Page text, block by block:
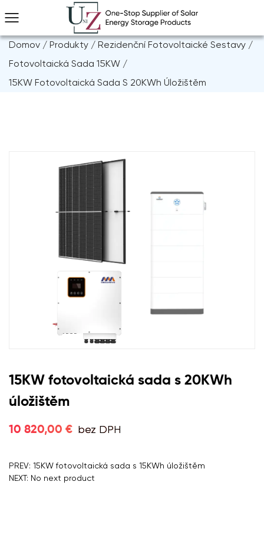
Domov / Produkty / Rezidenční Fotovoltaické Sestavy /
Fotovoltaická Sada 15KW /
15KW Fotovoltaická Sada S 20KWh Úložištěm
15KW fotovoltaická sada s 20KWh
úložištěm
10 820,00 € bez DPH
PREV: 15KW fotovoltaická sada s 15KWh úložištěm
NEXT: No next product